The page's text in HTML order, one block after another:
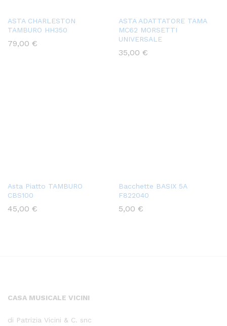
ASTA CHARLESTON
TAMBURO HH350
79,00 €
ASTA ADATTATORE TAMA
MC62 MORSETTI
UNIVERSALE
35,00 €
Asta Piatto TAMBURO
CBS100
45,00 €
Bacchette BASIX 5A
F822040
5,00 €
CASA MUSICALE VICINI
di Patrizia Vicini & C. snc